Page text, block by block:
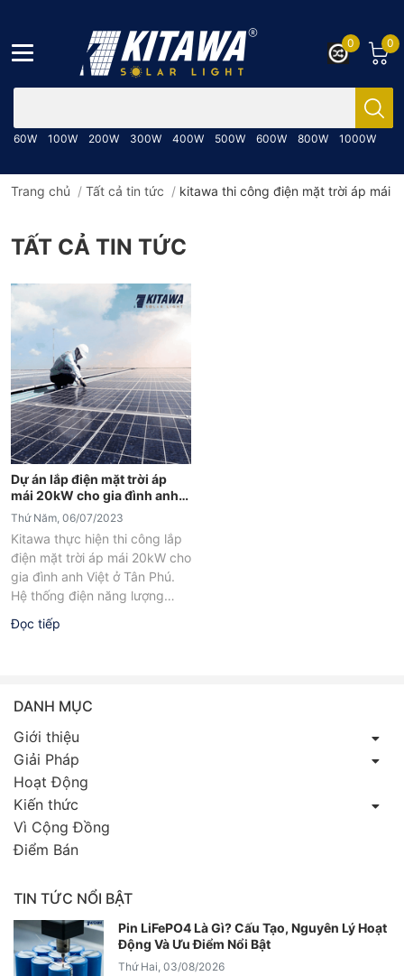
60W 100W 200W 300W 400W 500W 600W 800W 1000W
0
0
Trang chủ / Tất cả tin tức / kitawa thi công điện mặt trời áp mái
TẤT CẢ TIN TỨC
Dự án lắp điện mặt trời áp
mái 20kW cho gia đình anh
Việt ở Tân Phú
Thứ Năm, 06/07/2023
Kitawa thực hiện thi công lắp
điện mặt trời áp mái 20kW cho
gia đình anh Việt ở Tân Phú.
Hệ thống điện năng lượng
Đọc tiếp
DANH MỤC
Giới thiệu
Giải Pháp
Hoạt Động
Kiến thức
Vì Cộng Đồng
Điểm Bán
TIN TỨC NỔI BẬT
Pin LiFePO4 Là Gì? Cấu Tạo, Nguyên Lý Hoạt
Động Và Ưu Điểm Nổi Bật
Thứ Hai, 03/08/2026